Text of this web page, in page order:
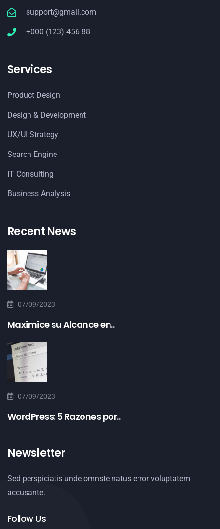
support@gmail.com
+000 (123) 456 88
Services
Product Design
Design & Development
UX/UI Strategy
Search Engine
IT Consulting
Business Analysis
Recent News
07/09/2023
Maximice su Alcance en..
07/09/2023
WordPress: 5 Razones por..
Newsletter
Sed perspiciatis unde omnste natus error voluptatem
accusante.
Follow Us